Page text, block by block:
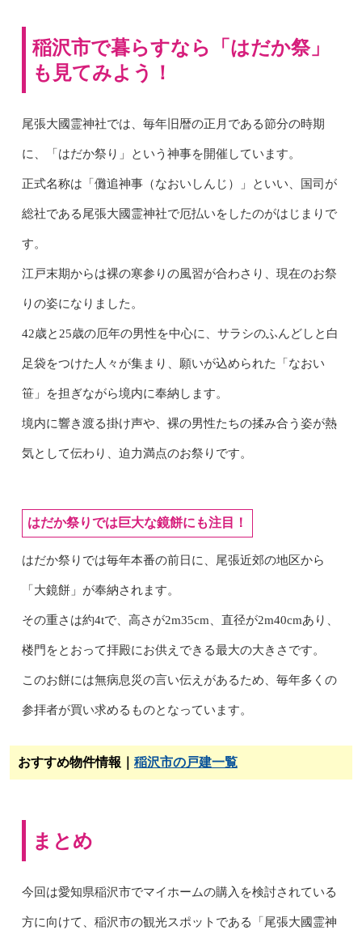
稲沢市で暮らすなら「はだか祭」
も見てみよう！
尾張大國霊神社では、毎年旧暦の正月である節分の時期
に、「はだか祭り」という神事を開催しています。
正式名称は「儺追神事（なおいしんじ）」といい、国司が
総社である尾張大國霊神社で厄払いをしたのがはじまりで
す。
江戸末期からは裸の寒参りの風習が合わさり、現在のお祭
りの姿になりました。
42歳と25歳の厄年の男性を中心に、サラシのふんどしと白
足袋をつけた人々が集まり、願いが込められた「なおい
笹」を担ぎながら境内に奉納します。
境内に響き渡る掛け声や、裸の男性たちの揉み合う姿が熱
気として伝わり、迫力満点のお祭りです。
はだか祭りでは巨大な鏡餅にも注目！
はだか祭りでは毎年本番の前日に、尾張近郊の地区から
「大鏡餅」が奉納されます。
その重さは約4tで、高さが2m35cm、直径が2m40cmあり、
楼門をとおって拝殿にお供えできる最大の大きさです。
このお餅には無病息災の言い伝えがあるため、毎年多くの
参拝者が買い求めるものとなっています。
おすすめ物件情報｜ 稲沢市の戸建一覧
まとめ
今回は愛知県稲沢市でマイホームの購入を検討されている
方に向けて、稲沢市の観光スポットである「尾張大國霊神